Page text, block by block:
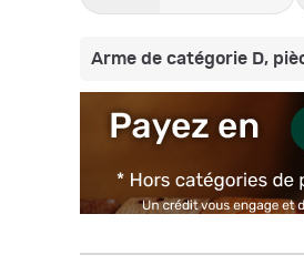
Arme de catégorie D,